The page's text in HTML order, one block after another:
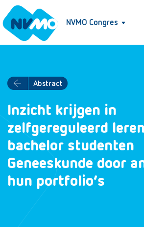
NVMO Congres
Abstract
Inzicht krijgen in
zelfgereguleerd
bachelor studenten
Geneeskunde door
hun portfolio’s